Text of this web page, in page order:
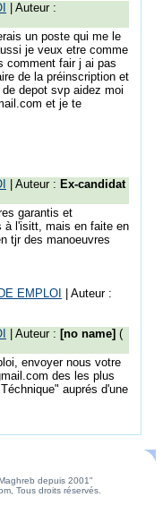
| Auteur :
un poste qui me le
je veux etre comme
comment fair j ai pas
de la préinscription et
depot svp aidez moi
et je te
| Auteur : Ex-candidat
garantis et
à l'isitt, mais en faite en
tjr des manoeuvres
EMPLOI
| Auteur :
| Auteur : [no name] (
envoyer nous votre
des les plus
auprés d'une
depuis 2001"
Tous droits réservés.